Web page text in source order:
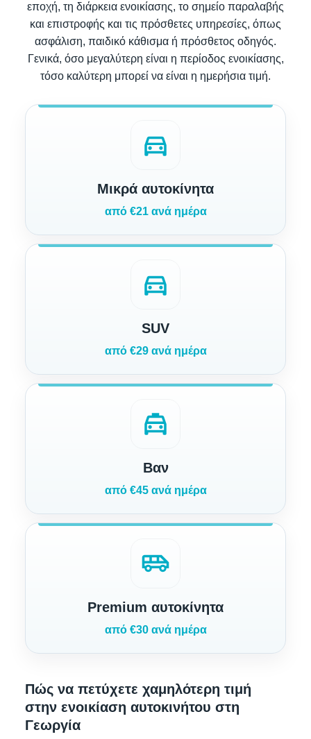
εποχή, τη διάρκεια ενοικίασης, το σημείο παραλαβής
και επιστροφής και τις πρόσθετες υπηρεσίες, όπως
ασφάλιση, παιδικό κάθισμα ή πρόσθετος οδηγός.
Γενικά, όσο μεγαλύτερη είναι η περίοδος ενοικίασης,
τόσο καλύτερη μπορεί να είναι η ημερήσια τιμή.
directions_car
Μικρά αυτοκίνητα
από €21 ανά ημέρα
directions_car
SUV
από €29 ανά ημέρα
local_taxi
Βαν
από €45 ανά ημέρα
airport_shuttle
Premium αυτοκίνητα
από €30 ανά ημέρα
Πώς να πετύχετε χαμηλότερη τιμή
στην ενοικίαση αυτοκινήτου στη
Γεωργία